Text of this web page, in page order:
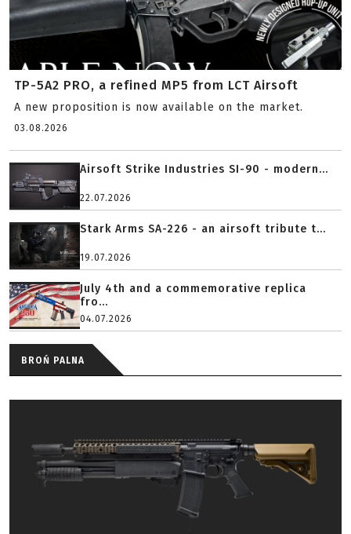
TP-5A2 PRO, a refined MP5 from LCT Airsoft
A new proposition is now available on the market.
03.08.2026
Airsoft Strike Industries SI-90 - modern...
22.07.2026
Stark Arms SA-226 - an airsoft tribute t...
19.07.2026
July 4th and a commemorative replica
fro...
04.07.2026
BROŃ PALNA